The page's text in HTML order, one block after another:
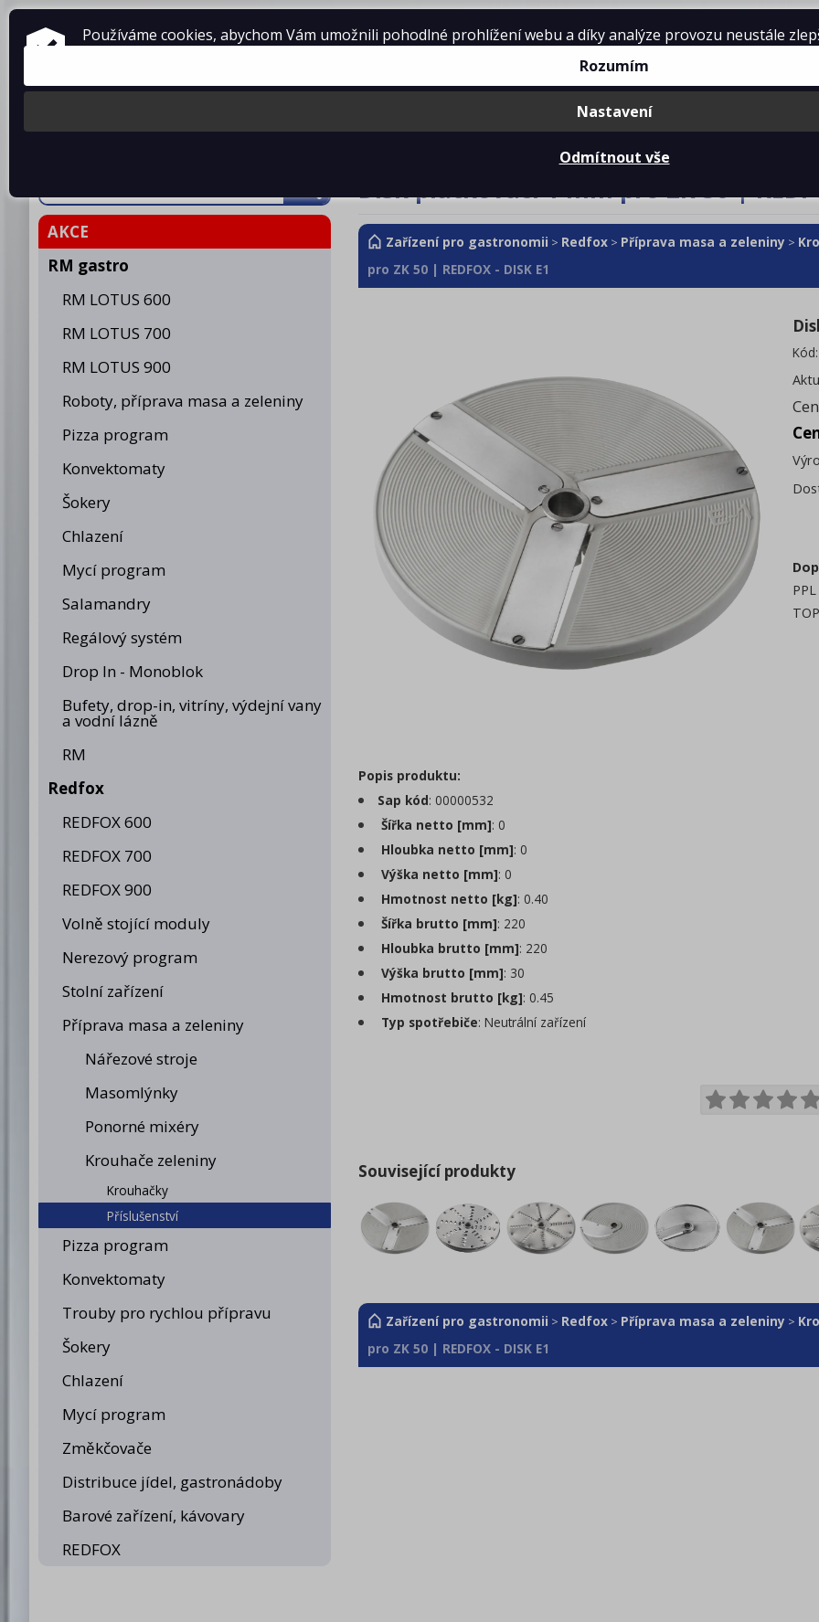
ZAŘÍZENÍ PRO GASTRONOMII
Produkty O firmě Projekty kuchyní Reference Ke
AKCE
RM gastro
RM LOTUS 600
RM LOTUS 700
RM LOTUS 900
Roboty, příprava masa a zeleniny
Pizza program
Konvektomaty
Šokery
Chlazení
Mycí program
Salamandry
Regálový systém
Drop In - Monoblok
Bufety, drop-in, vitríny, výdejní vany
a vodní lázně
RM
Redfox
REDFOX 600
REDFOX 700
REDFOX 900
Volně stojící moduly
Nerezový program
Stolní zařízení
Příprava masa a zeleniny
Nářezové stroje
Masomlýnky
Ponorné mixéry
Krouhače zeleniny
Krouhačky
Příslušenství
Pizza program
Konvektomaty
Trouby pro rychlou přípravu
Šokery
Chlazení
Mycí program
Změkčovače
Distribuce jídel, gastronádoby
Barové zařízení, kávovary
REDFOX
Disk plátkovací 1 mm pro ZK 50 |
Zařízení pro gastronomii > Redfox > Příprava masa a zeleniny >
pro ZK 50 | REDFOX - DISK E1
Popis produktu:
Sap kód: 00000532
Šířka netto [mm]: 0
Hloubka netto [mm]: 0
Výška netto [mm]: 0
Hmotnost netto [kg]: 0.40
Šířka brutto [mm]: 220
Hloubka brutto [mm]: 220
Výška brutto [mm]: 30
Hmotnost brutto [kg]: 0.45
Typ spotřebiče: Neutrální zařízení
Související produkty
Zařízení pro gastronomii > Redfox > Příprava masa a zeleniny >
pro ZK 50 | REDFOX - DISK E1
Používáme cookies, abychom Vám umožnili pohodlné prohlížení webu a díky analýze provozu neustále
Rozumím
Nastavení
Odmítnout vše